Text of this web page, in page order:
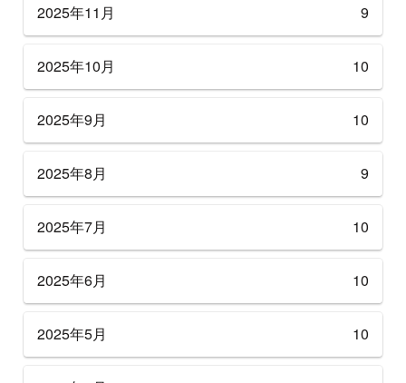
2025年11月 9
2025年10月 10
2025年9月 10
2025年8月 9
2025年7月 10
2025年6月 10
2025年5月 10